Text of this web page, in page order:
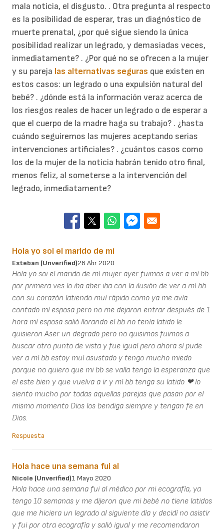
mala noticia, el disgusto. . Otra pregunta al respecto
es la posibilidad de esperar, tras un diagnóstico de
muerte prenatal, ¿por qué sigue siendo la única
posibilidad realizar un legrado, y demasiadas veces,
inmediatamente? . ¿Por qué no se ofrecen a la mujer
y su pareja las alternativas seguras que existen en
estos casos: un legrado o una expulsión natural del
bebé? . ¿dónde está la información veraz acerca de
los riesgos reales de hacer un legrado o de esperar a
que el cuerpo de la madre haga su trabajo? . ¿hasta
cuándo seguiremos las mujeres aceptando serias
intervenciones artificiales? . ¿cuántos casos como
los de la mujer de la noticia habrán tenido otro final,
menos feliz, al someterse a la intervención del
legrado, inmediatamente?
Hola yo soi el marido de mí
Esteban (unverified)26 Abr 2020
Hola yo soi el marido de mí mujer ayer fuimos a ver a mí bb
por primera ves lo iba aber iba con la ilusión de ver a mí bb
con su corazón latiendo muí rápido como ya me avía
contado mí esposa pero no me dejaron entrar después de 1
hora mí esposa salió llorando el bb no tenía latido le
quisieron Aser un degrado pero no quisimos fuimos a
buscar otro punto de vista y fue igual pero ahora sí pude
ver a mí bb estoy muí asustado y tengo mucho miedo
porque no quiero que mi bb se valla tengo la esperanza que
el este bien y que vuelva a ir y mí bb tenga su latido ❤ lo
siento mucho por todas aquellas parejas que pasan por el
mismo momento Dios los bendiga siempre y tengan fe en
Dios.
Respuesta
Hola hace una semana fui al
Nicole (unverified)1 Mayo 2020
Hola hace una semana fui al médico por mi ecografía, ya
tengo 10 semanas y me dijeron que mi bebé no tiene latidos
que me hiciera un legrado al siguiente día y decidí no asistir
y fui por otra ecografía y salió igual y me recomendaron